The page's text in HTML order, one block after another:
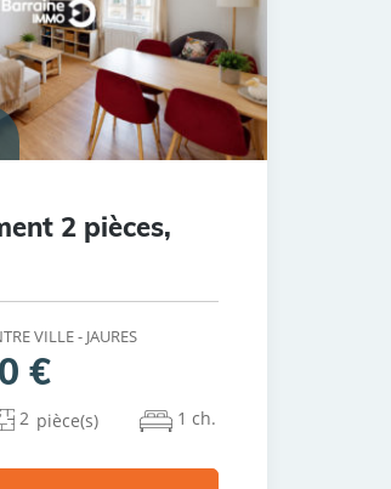
2 pièces,
VILLE - JAURES
€
2 pièce(s) 1 ch.